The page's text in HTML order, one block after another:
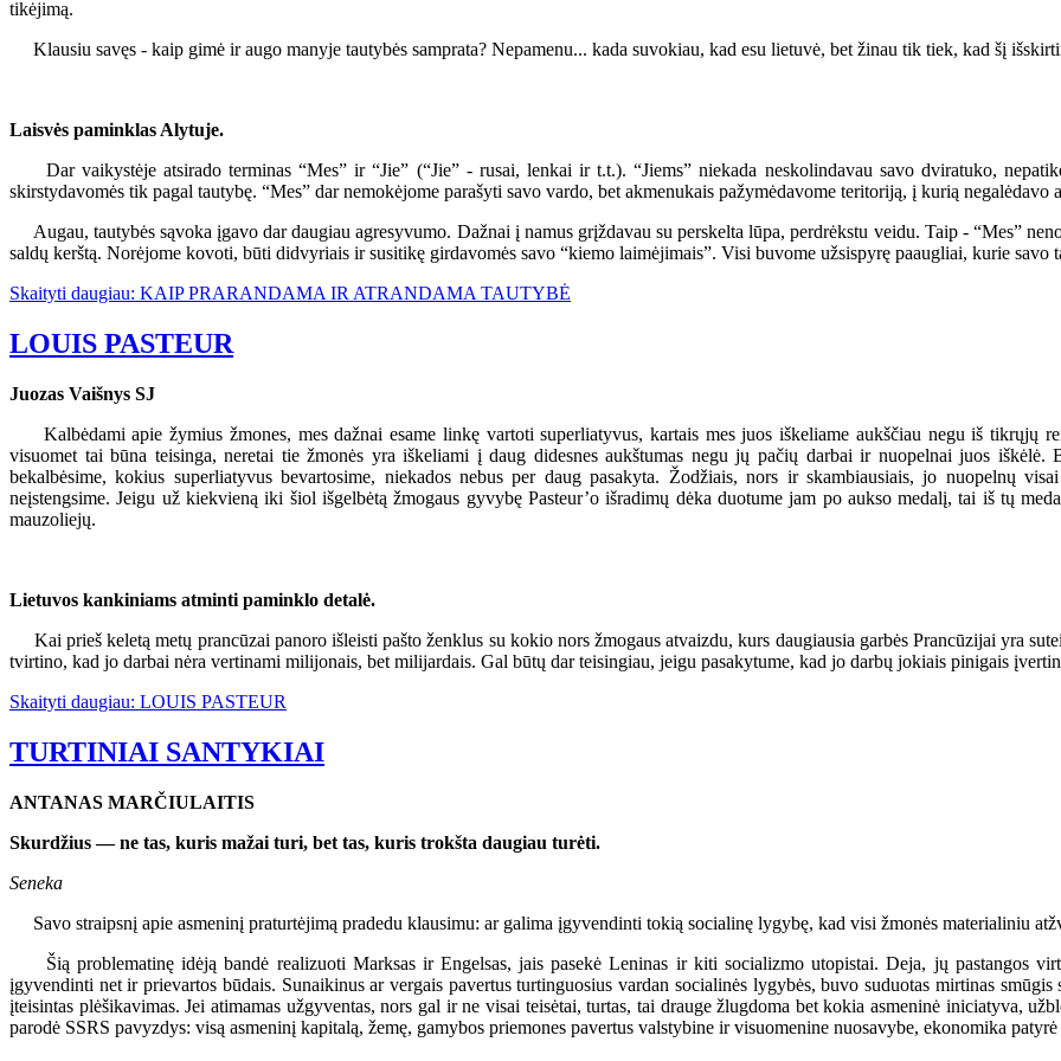
tikėjimą.
Klausiu savęs - kaip gimė ir augo manyje tautybės samprata? Nepamenu... kada suvokiau, kad esu lietuvė, bet žinau tik tiek, kad šį
Laisvės paminklas Alytuje.
Dar vaikystėje atsirado terminas “Mes” ir “Jie” (“Jie” - rusai, lenkai ir t.t.). “Jiems” niekada neskolindavau savo dviratuko,
skirstydavomės tik pagal tautybę. “Mes” dar nemokėjome parašyti savo vardo, bet akmenukais pažymėdavome teritoriją, į kurią negalėdavo
Augau, tautybės sąvoka įgavo dar daugiau agresyvumo. Dažnai į namus grįždavau su perskelta lūpa, perdrėkstu veidu. Taip - “Mes”
saldų kerštą. Norėjome kovoti, būti didvyriais ir susitikę girdavomės savo “kiemo laimėjimais”. Visi buvome užsispyrę paaugliai, kurie savo
Skaityti daugiau: KAIP PRARANDAMA IR ATRANDAMA TAUTYBĖ
LOUIS PASTEUR
Juozas Vaišnys SJ
Kalbėdami apie žymius žmones, mes dažnai esame linkę vartoti superliatyvus, kartais mes juos iškeliame aukščiau negu iš tikrųjų
visuomet tai būna teisinga, neretai tie žmonės yra iškeliami į daug didesnes aukštumas negu jų pačių darbai ir nuopelnai juos
bekalbėsime, kokius superliatyvus bevartosime, niekados nebus per daug pasakyta. Žodžiais, nors ir skambiausiais, jo nuopelnų
neįstengsime. Jeigu už kiekvieną iki šiol išgelbėtą žmogaus gyvybę Pasteur’o išradimų dėka duotume jam po aukso medalį, tai iš tų
mauzoliejų.
Lietuvos kankiniams atminti paminklo detalė.
Kai prieš keletą metų prancūzai panoro išleisti pašto ženklus su kokio nors žmogaus atvaizdu, kurs daugiausia garbės Prancūzijai yra
tvirtino, kad jo darbai nėra vertinami milijonais, bet milijardais. Gal būtų dar teisingiau, jeigu pasakytume, kad jo darbų jokiais pinigais
Skaityti daugiau: LOUIS PASTEUR
TURTINIAI SANTYKIAI
ANTANAS MARČIULAITIS
Skurdžius — ne tas, kuris mažai turi, bet tas, kuris trokšta daugiau turėti.
Seneka
Savo straipsnį apie asmeninį praturtėjimą pradedu klausimu: ar galima įgyvendinti tokią socialinę lygybę, kad visi žmonės materialiniu
Šią problematinę idėją bandė realizuoti Marksas ir Engelsas, jais pasekė Leninas ir kiti socializmo utopistai. Deja, jų pastangos
įgyvendinti net ir prievartos būdais. Sunaikinus ar vergais pavertus turtinguosius vardan socialinės lygybės, buvo suduotas mirtinas
įteisintas plėšikavimas. Jei atimamas užgyventas, nors gal ir ne visai teisėtai, turtas, tai drauge žlugdoma bet kokia asmeninė iniciatyva,
parodė SSRS pavyzdys: visą asmeninį kapitalą, žemę, gamybos priemones pavertus valstybine ir visuomenine nuosavybe, ekonomika